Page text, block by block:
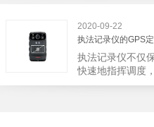
下次直接使用，
集站还具有强大
上传时段、不同
或者报表的形式
理，自动将用户
据的合法性，同
止了双方矛盾的
站，执法队员的
作站可支持多台
当天使用当天上
它会自动读取所
2020-09-22
执法记录仪的GPS
执法记录仪不仅
快速地指挥调度
也能一目了然，